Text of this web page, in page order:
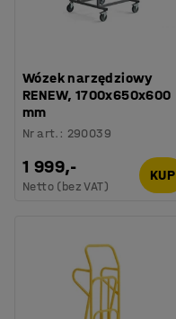
Wózek narzędziowy
RENEW, 1700x650x600
mm
Nr art. : 290039
1 999,-
Netto (bez VAT)
KUP